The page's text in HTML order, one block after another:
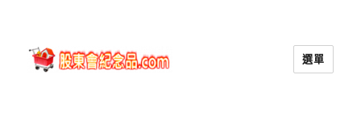
選單